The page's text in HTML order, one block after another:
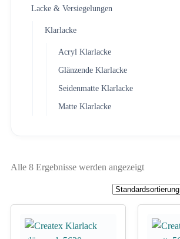
Lacke & Versiegelungen
Klarlacke
Acryl Klarlacke
Glänzende Klarlacke
Seidenmatte Klarlacke
Matte Klarlacke
Alle 8 Ergebnisse werden angezeigt